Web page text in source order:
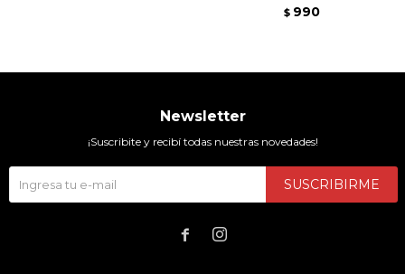
$ 990
Newsletter
¡Suscribite y recibí todas nuestras novedades!
SUSCRIBIRME
 